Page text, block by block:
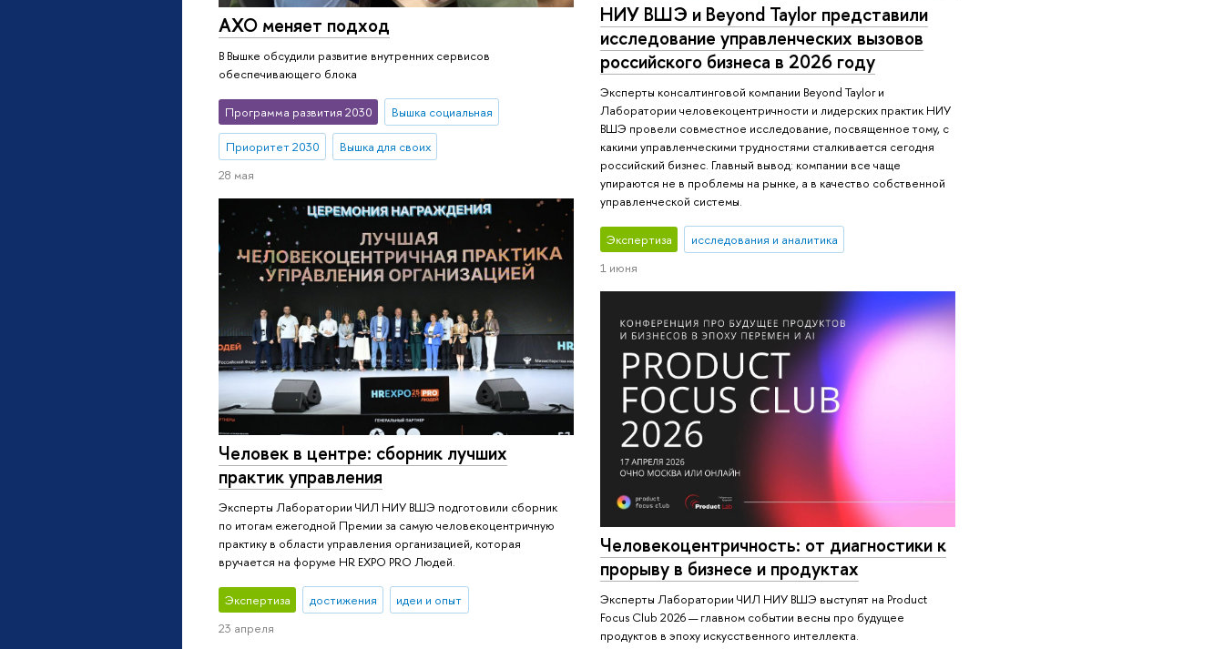
НИУ ВШЭ и Beyond Taylor представили
исследование управленческих вызовов
российского бизнеса в 2026 году
Эксперты консалтинговой компании Beyond Taylor и
Лаборатории человекоцентричности и лидерских практик НИУ
ВШЭ провели совместное исследование, посвященное тому, с
какими управленческими трудностями сталкивается сегодня
российский бизнес. Главный вывод: компании все чаще
упираются не в проблемы на рынке, а в качество собственной
управленческой системы.
Экспертиза
исследования и аналитика
1 июня
АХО меняет подход
В Вышке обсудили развитие внутренних сервисов
обеспечивающего блока
Программа развития 2030 Вышка социальная
Приоритет 2030
Вышка для своих
28 мая
Человек в центре: сборник лучших
практик управления
Эксперты Лаборатории ЧИЛ НИУ ВШЭ подготовили сборник
по итогам ежегодной Премии за самую человекоцентричную
практику в области управления организацией, которая
вручается на форуме HR EXPO PRO Людей.
Экспертиза достижения
идеи и опыт
23 апреля
Человекоцентричность: от диагностики к
прорыву в бизнесе и продуктах
Эксперты Лаборатории ЧИЛ НИУ ВШЭ выступят на Product
Focus Club 2026 — главном событии весны про будущее
продуктов в эпоху искусственного интеллекта.